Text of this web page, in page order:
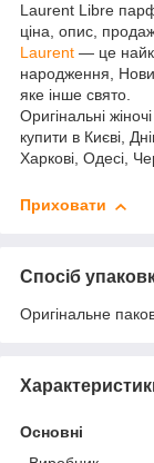
Laurent Libre
ціна, опис,
Laurent — це
народження,
яке інше свято.
Оригінальні
купити в Києві,
Харкові, Одесі,
Приховати
Спосіб
Оригінальне
Основні